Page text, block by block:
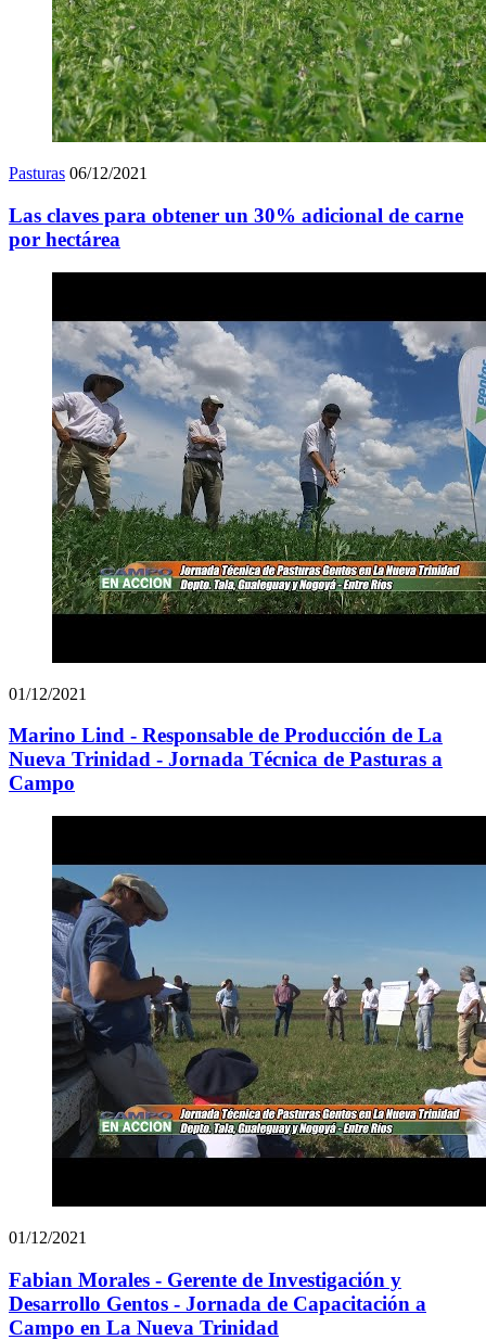
Pasturas 06/12/2021
Las claves para obtener un 30% adicional de carne
por hectárea
01/12/2021
Marino Lind - Responsable de Producción de La
Nueva Trinidad - Jornada Técnica de Pasturas a
Campo
01/12/2021
Fabian Morales - Gerente de Investigación y
Desarrollo Gentos - Jornada de Capacitación a
Campo en La Nueva Trinidad